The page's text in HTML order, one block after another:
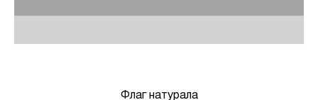
Флаг натурала